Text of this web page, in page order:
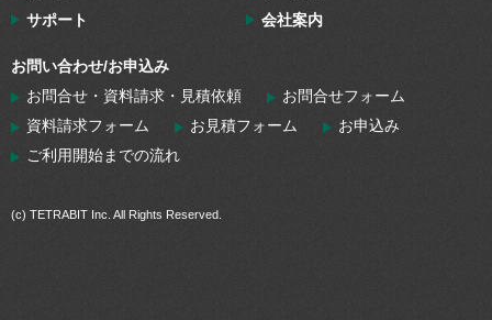
サポート
会社案内
お問い合わせ/お申込み
お問合せ・資料請求・見積依頼
お問合せフォーム
資料請求フォーム
お見積フォーム
お申込み
ご利用開始までの流れ
(c) TETRABIT Inc. All Rights Reserved.